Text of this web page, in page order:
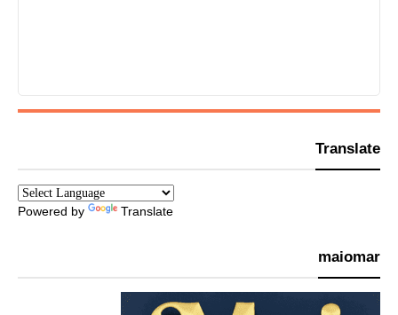
Translate
Powered by Translate
maiomar